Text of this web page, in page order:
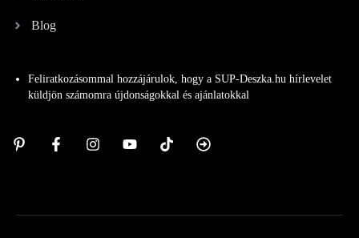
Blog
Feliratkozásommal hozzájárulok, hogy a SUP-Deszka.hu hírlevelet
küldjön számomra újdonságokkal és ajánlatokkal